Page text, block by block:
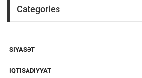
Categories
SIYASƏT
IQTISADIYYAT